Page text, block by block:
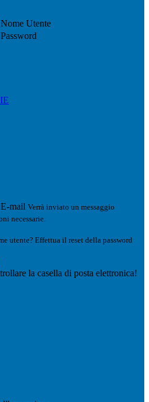
Nome Utente
Password
E-mail Verrà inviato un messaggio
necessarie.
utente? Effettua il reset della password
la casella di posta elettronica!